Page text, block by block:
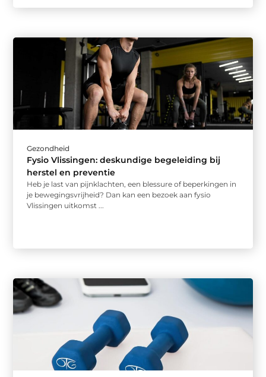
Gezondheid
Fysio Vlissingen: deskundige begeleiding bij
herstel en preventie
Heb je last van pijnklachten, een blessure of beperkingen in
je bewegingsvrijheid? Dan kan een bezoek aan fysio
Vlissingen uitkomst ...